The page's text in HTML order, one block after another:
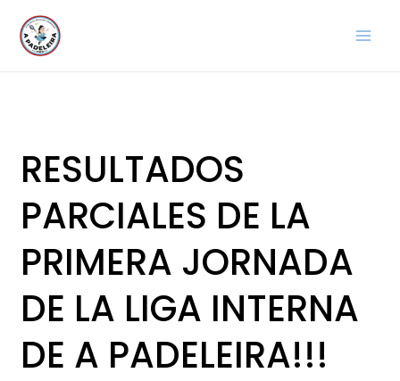
contenido
RESULTADOS
PARCIALES DE LA
PRIMERA JORNADA
DE LA LIGA INTERNA
DE A PADELEIRA!!!